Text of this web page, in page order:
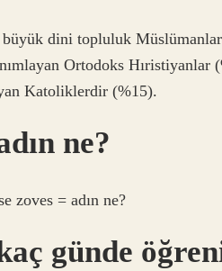
büyük dini topluluk
Ortodoks Hıristiyanlar
Katoliklerdir (%15).
ne?
zoves = adın ne?
günde